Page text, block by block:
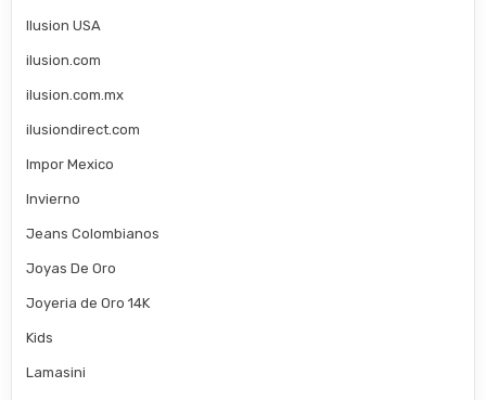
Ilusion USA
ilusion.com
ilusion.com.mx
ilusiondirect.com
Impor Mexico
Invierno
Jeans Colombianos
Joyas De Oro
Joyeria de Oro 14K
Kids
Lamasini